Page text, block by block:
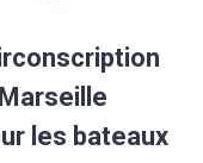
les bateaux